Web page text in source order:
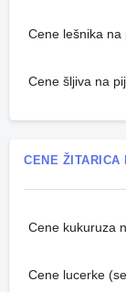
Cene lešnika na
Cene šljiva na
CENE ŽITARICA
Cene kukuruza
Cene lucerke